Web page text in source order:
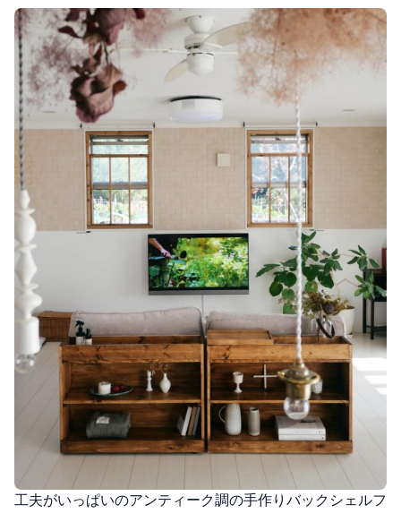
工夫がいっぱいのアンティーク調の手作りバックシェルフ